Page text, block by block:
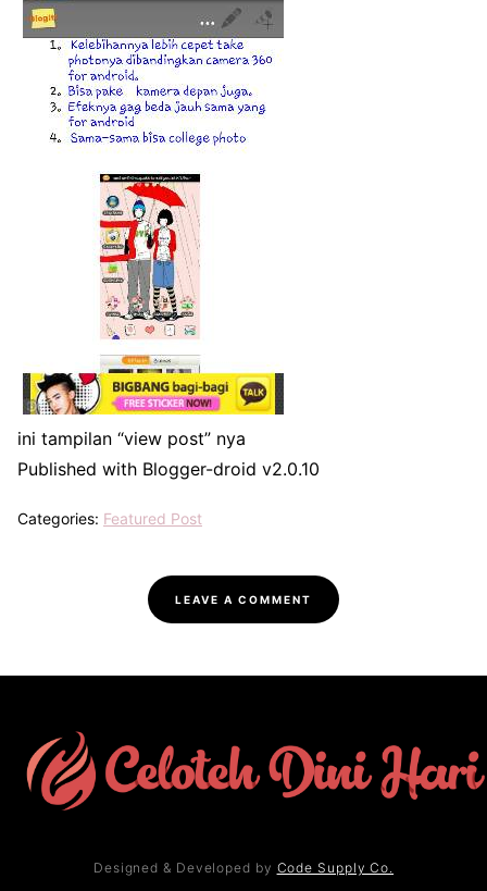
ini tampilan “view post” nya
Published with Blogger-droid v2.0.10
Categories: Featured Post
LEAVE A COMMENT
Designed & Developed by Code Supply Co.